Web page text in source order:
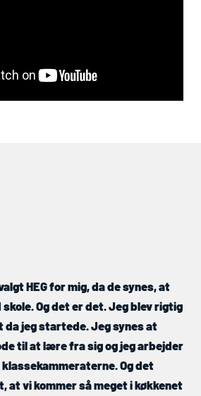
HEGfor mig, da de synes, at
Og det er det. Jeg blev rigtig
jeg startede. Jeg synes at
til at lære fra sig og jeg arbejder
Og det
at vi kommer så meget i køkkenet